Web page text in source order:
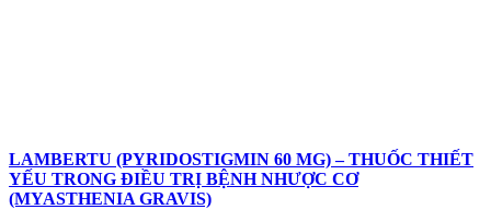
LAMBERTU (PYRIDOSTIGMIN 60 MG) – THUỐC THIẾT
YẾU TRONG ĐIỀU TRỊ BỆNH NHƯỢC CƠ
(MYASTHENIA GRAVIS)